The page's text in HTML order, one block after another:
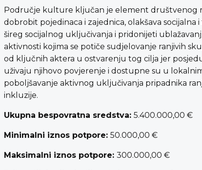
Područje kulture ključan je element društvenog
dobrobit pojedinaca i zajednica, olakšava
šireg socijalnog uključivanja i pridonijeti
aktivnosti kojima se potiče sudjelovanje ranjivih
od ključnih aktera u ostvarenju tog cilja jer
uživaju njihovo povjerenje i dostupne su u
poboljšavanje aktivnog uključivanja pripadnika
inkluzije.
Ukupna bespovratna sredstva: 5.400.000,00 €
Minimalni iznos potpore: 50.000,00 €
Maksimalni iznos potpore: 300.000,00 €